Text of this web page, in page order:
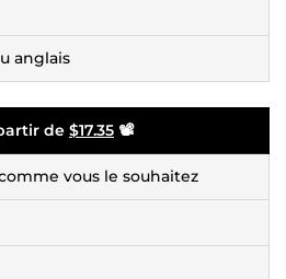
anglais
de $17.35 📽️
vous le souhaitez